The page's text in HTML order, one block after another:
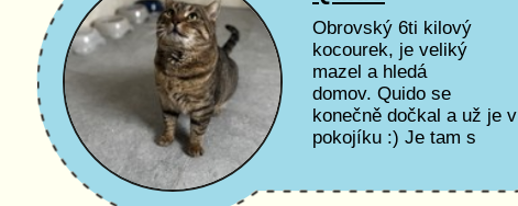
Obrovský 6ti kilový
kocourek, je veliký
mazel a hledá
domov. Quido se
konečně dočkal a už je v
pokojíku :) Je tam s